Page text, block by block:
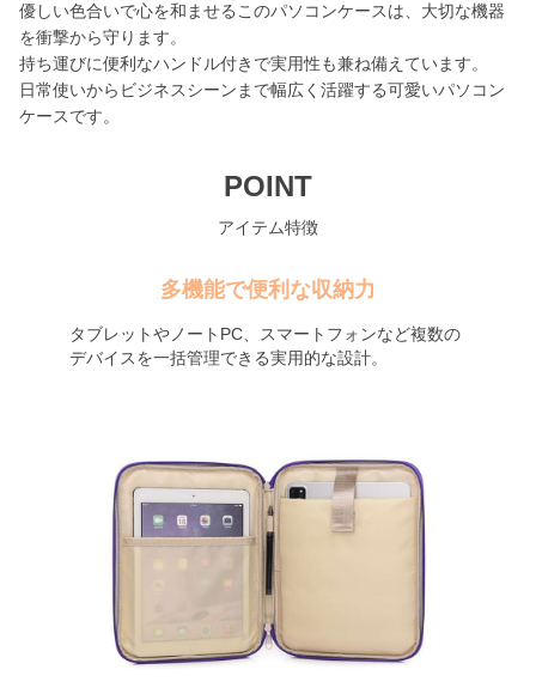
優しい色合いで心を和ませるこのパソコンケースは、大切な機器
を衝撃から守ります。
持ち運びに便利なハンドル付きで実用性も兼ね備えています。
日常使いからビジネスシーンまで幅広く活躍する可愛いパソコン
ケースです。
POINT
アイテム特徴
多機能で便利な収納力
タブレットやノートPC、スマートフォンなど複数の
デバイスを一括管理できる実用的な設計。